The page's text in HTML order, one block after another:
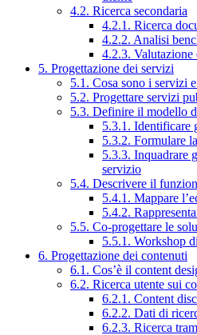
4.2. Ricerca secondaria
4.2.1. Ricerca
4.2.2. Analisi
4.2.3. Valutazione
5. Progettazione dei servizi
5.1. Cosa sono i servizi
5.2. Progettare servizi
5.3. Definire il modello
5.3.1. Identificare
5.3.2. Formulare
5.3.3. Inquadrare
servizio
5.4. Descrivere il
5.4.1. Mappare
5.4.2.
5.5. Co-progettare le
5.5.1. Workshop
6. Progettazione dei contenuti
6.1. Cos’è il content
6.2. Ricerca utente sui
6.2.1. Content
6.2.2. Dati di
6.2.3. Ricerca